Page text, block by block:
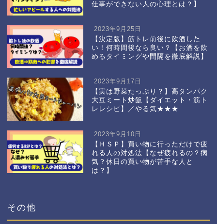
仕事ができない人の心理とは？】
2023年9月25日
【決定版】筋トレ前後に飲酒した
い！何時間後なら良い？【お酒を飲
めるタイミングや間隔を徹底解説】
2023年9月17日
【実は野菜たっぷり？】高タンパク
大豆ミート炒飯【ダイエット・筋ト
レレシピ】／やる気★★★
2023年9月10日
【ＨＳＰ】買い物に行っただけで疲
れる人の対処法【なぜ疲れるの？病
気？休日の買い物が苦手な人と
は？】
その他